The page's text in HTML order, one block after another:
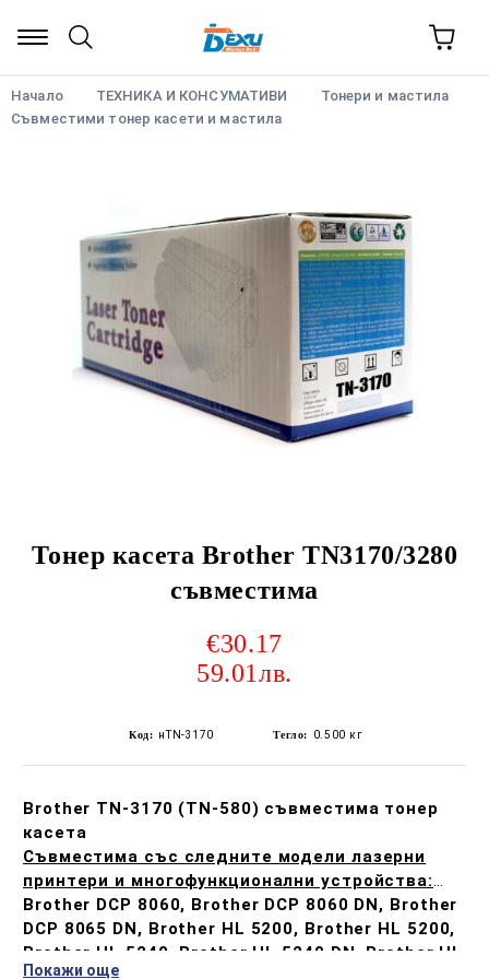
Начало ТЕХНИКА И КОНСУМАТИВИ
Тонери и мастила
Съвместими тонер касети и мастила
Тонер касета Brother TN3170/3280
съвместима
€30.17
59.01лв.
Код: нTN-3170 Тегло: 0.500 кг
Brother TN-3170 (TN-580) съвместима тонер
касета
Съвместима със следните модели лазерни
принтери и многофункционални устройства:
Brother DCP 8060, Brother DCP 8060 DN, Brother
DCP 8065 DN, Brother HL 5200, Brother HL 5200,
Brother HL 5240, Brother HL 5240 DN, Brother HL
Покажи още